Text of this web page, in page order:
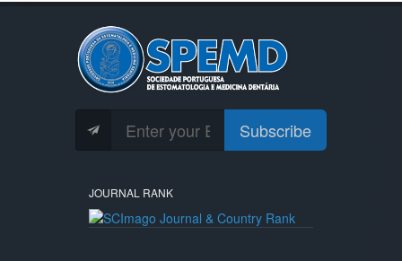
Subscribe
JOURNAL RANK